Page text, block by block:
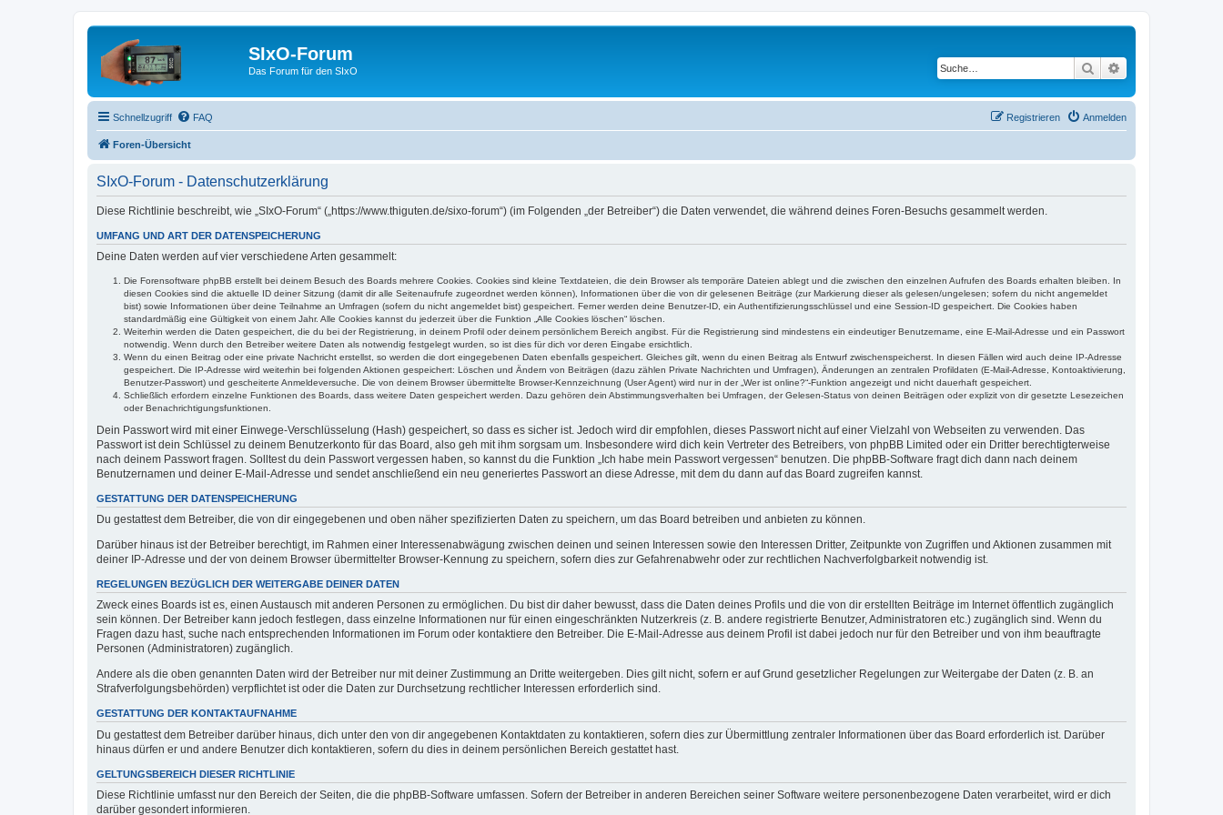
SIxO-Forum
Das Forum für den SIxO Suche
Schnellzugriff FAQ Anmelden
Registrieren
Foren-Übersicht
SIxO-Forum - Datenschutzerklärung
Diese Richtlinie beschreibt, wie „SIxO-Forum“ („https://www.thiguten.de/sixo-forum“) (im Folgenden „der Betreiber“) die Daten verwendet, die während deines Foren-Besuchs gesammelt werden.
UMFANG UND ART DER DATENSPEICHERUNG
Deine Daten werden auf vier verschiedene Arten gesammelt:
Die Forensoftware phpBB erstellt bei deinem Besuch des Boards mehrere Cookies. Cookies sind kleine Textdateien, die dein Browser als temporäre Dateien ablegt und die zwischen den einzelnen Aufrufen des Boards erhalten bleiben. In
diesen Cookies sind die aktuelle ID deiner Sitzung (damit dir alle Seitenaufrufe zugeordnet werden können), Informationen über die von dir gelesenen Beiträge (zur Markierung dieser als gelesen/ungelesen; sofern du nicht angemeldet
bist) sowie Informationen über deine Teilnahme an Umfragen (sofern du nicht angemeldet bist) gespeichert. Ferner werden deine Benutzer-ID, ein Authentifizierungsschlüssel und eine Session-ID gespeichert. Die Cookies haben
standardmäßig eine Gültigkeit von einem Jahr. Alle Cookies kannst du jederzeit über die Funktion „Alle Cookies löschen“ löschen.
Weiterhin werden die Daten gespeichert, die du bei der Registrierung, in deinem Profil oder deinem persönlichem Bereich angibst. Für die Registrierung sind mindestens ein eindeutiger Benutzername, eine E-Mail-Adresse und ein Passwort
notwendig. Wenn durch den Betreiber weitere Daten als notwendig festgelegt wurden, so ist dies für dich vor deren Eingabe ersichtlich.
Wenn du einen Beitrag oder eine private Nachricht erstellst, so werden die dort eingegebenen Daten ebenfalls gespeichert. Gleiches gilt, wenn du einen Beitrag als Entwurf zwischenspeicherst. In diesen Fällen wird auch deine IP-Adresse
gespeichert. Die IP-Adresse wird weiterhin bei folgenden Aktionen gespeichert: Löschen und Ändern von Beiträgen (dazu zählen Private Nachrichten und Umfragen), Änderungen an zentralen Profildaten (E-Mail-Adresse, Kontoaktivierung,
Benutzer-Passwort) und gescheiterte Anmeldeversuche. Die von deinem Browser übermittelte Browser-Kennzeichnung (User Agent) wird nur in der „Wer ist online?“-Funktion angezeigt und nicht dauerhaft gespeichert.
Schließlich erfordern einzelne Funktionen des Boards, dass weitere Daten gespeichert werden. Dazu gehören dein Abstimmungsverhalten bei Umfragen, der Gelesen-Status von deinen Beiträgen oder explizit von dir gesetzte Lesezeichen
oder Benachrichtigungsfunktionen.
Dein Passwort wird mit einer Einwege-Verschlüsselung (Hash) gespeichert, so dass es sicher ist. Jedoch wird dir empfohlen, dieses Passwort nicht auf einer Vielzahl von Webseiten zu verwenden. Das
Passwort ist dein Schlüssel zu deinem Benutzerkonto für das Board, also geh mit ihm sorgsam um. Insbesondere wird dich kein Vertreter des Betreibers, von phpBB Limited oder ein Dritter berechtigterweise
nach deinem Passwort fragen. Solltest du dein Passwort vergessen haben, so kannst du die Funktion „Ich habe mein Passwort vergessen“ benutzen. Die phpBB-Software fragt dich dann nach deinem
Benutzernamen und deiner E-Mail-Adresse und sendet anschließend ein neu generiertes Passwort an diese Adresse, mit dem du dann auf das Board zugreifen kannst.
GESTATTUNG DER DATENSPEICHERUNG
Du gestattest dem Betreiber, die von dir eingegebenen und oben näher spezifizierten Daten zu speichern, um das Board betreiben und anbieten zu können.
Darüber hinaus ist der Betreiber berechtigt, im Rahmen einer Interessenabwägung zwischen deinen und seinen Interessen sowie den Interessen Dritter, Zeitpunkte von Zugriffen und Aktionen zusammen mit
deiner IP-Adresse und der von deinem Browser übermittelter Browser-Kennung zu speichern, sofern dies zur Gefahrenabwehr oder zur rechtlichen Nachverfolgbarkeit notwendig ist.
REGELUNGEN BEZÜGLICH DER WEITERGABE DEINER DATEN
Zweck eines Boards ist es, einen Austausch mit anderen Personen zu ermöglichen. Du bist dir daher bewusst, dass die Daten deines Profils und die von dir erstellten Beiträge im Internet öffentlich zugänglich
sein können. Der Betreiber kann jedoch festlegen, dass einzelne Informationen nur für einen eingeschränkten Nutzerkreis (z. B. andere registrierte Benutzer, Administratoren etc.) zugänglich sind. Wenn du
Fragen dazu hast, suche nach entsprechenden Informationen im Forum oder kontaktiere den Betreiber. Die E-Mail-Adresse aus deinem Profil ist dabei jedoch nur für den Betreiber und von ihm beauftragte
Personen (Administratoren) zugänglich.
Andere als die oben genannten Daten wird der Betreiber nur mit deiner Zustimmung an Dritte weitergeben. Dies gilt nicht, sofern er auf Grund gesetzlicher Regelungen zur Weitergabe der Daten (z. B. an
Strafverfolgungsbehörden) verpflichtet ist oder die Daten zur Durchsetzung rechtlicher Interessen erforderlich sind.
GESTATTUNG DER KONTAKTAUFNAHME
Du gestattest dem Betreiber darüber hinaus, dich unter den von dir angegebenen Kontaktdaten zu kontaktieren, sofern dies zur Übermittlung zentraler Informationen über das Board erforderlich ist. Darüber
hinaus dürfen er und andere Benutzer dich kontaktieren, sofern du dies in deinem persönlichen Bereich gestattet hast.
GELTUNGSBEREICH DIESER RICHTLINIE
Diese Richtlinie umfasst nur den Bereich der Seiten, die die phpBB-Software umfassen. Sofern der Betreiber in anderen Bereichen seiner Software weitere personenbezogene Daten verarbeitet, wird er dich
darüber gesondert informieren.